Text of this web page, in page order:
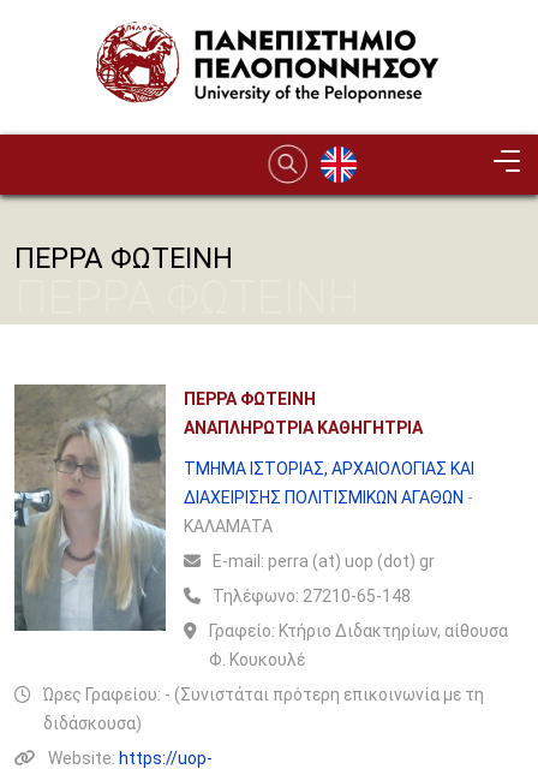
ΠΕΡΡΑ ΦΩΤΕΙΝΗ
ΠΕΡΡΑ ΦΩΤΕΙΝΗ
ΑΝΑΠΛΗΡΩΤΡΙΑ ΚΑΘΗΓΗΤΡΙΑ
ΤΜΗΜΑ ΙΣΤΟΡΙΑΣ, ΑΡΧΑΙΟΛΟΓΙΑΣ ΚΑΙ
ΔΙΑΧΕΙΡΙΣΗΣ ΠΟΛΙΤΙΣΜΙΚΩΝ ΑΓΑΘΩΝ -
ΚΑΛΑΜΑΤΑ
Ε-mail:perra (at) uop (dot) gr
Τηλέφωνο: 27210-65-148
Γραφείο: Κτήριο Διδακτηρίων, αίθουσα
Φ. Κουκουλέ
Ώρες Γραφείου: - (Συνιστάται πρότερη επικοινωνία με τη
διδάσκουσα)
Website: https://uop-